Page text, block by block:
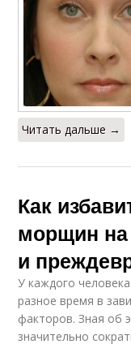
Читать дальше →
Как
морщин на
и
У каждого
разное время в
факторов. Зная об
значительно